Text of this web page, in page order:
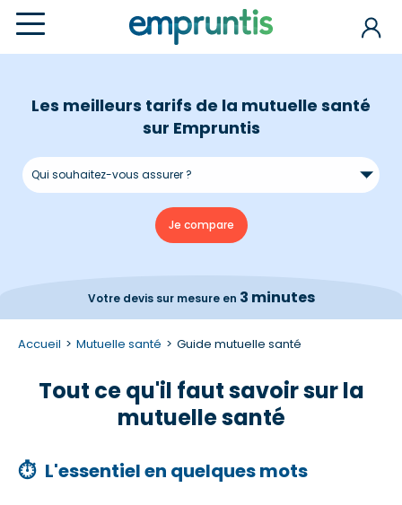
Les meilleurs tarifs de la mutuelle santé
sur Empruntis
Votre devissur mesure en 3 minutes
Accueil Mutuelle santé Guide mutuelle santé
Tout ce qu'il faut savoir sur la
mutuelle santé
⏱ L'essentiel en quelques mots